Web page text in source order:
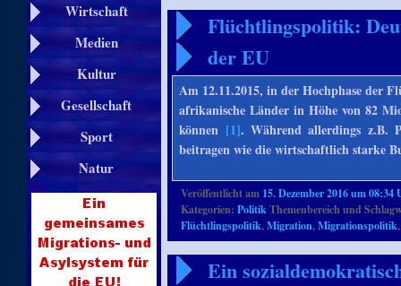
Wirtschaft
Medien
Kultur
Gesellschaft
Sport
Natur
Flüchtlingspolitik:
der EU
Am 12.11.2015, in der Hochphase der
afrikanische Länder in Höhe von 82
können [1]. Während allerdings z.B.
beitragen wie die wirtschaftlich starke
Veröffentlicht am 15. Dezember 2016 um 08:34
Kategorien:PolitikThemenbereich und
Flüchtlingspolitik,Migration,Migrationspolitik
Ein